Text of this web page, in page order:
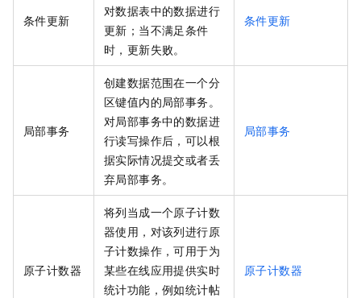
条件更新
对数据表中的数据进行
更新；当不满足条件
时，更新失败。
条件更新
局部事务
创建数据范围在一个分
区键值内的局部事务。
对局部事务中的数据进
行读写操作后，可以根
据实际情况提交或者丢
弃局部事务。
局部事务
原子计数器
将列当成一个原子计数
器使用，对该列进行原
子计数操作，可用于为
某些在线应用提供实时
统计功能，例如统计帖
原子计数器